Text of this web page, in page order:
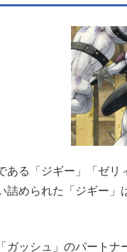
ある「ジギー」「ゼ
詰められた「ジギー
ガッシュ」のパートナ